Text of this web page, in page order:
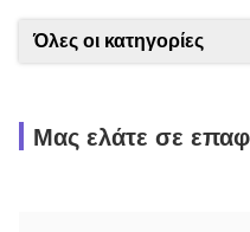
Όλες οι κατηγορίες
Μας ελάτε σε